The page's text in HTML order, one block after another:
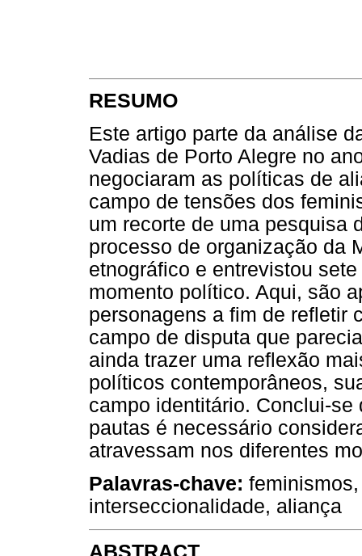
RESUMO
Este artigo parte da análise
Vadias de Porto Alegre no
negociaram as políticas de
campo de tensões dos
um recorte de uma pesquisa
processo de organização da
etnográfico e entrevistou
momento político. Aqui, são
personagens a fim de refletir
campo de disputa que
ainda trazer uma reflexão
políticos contemporâneos,
campo identitário. Conclui-
pautas é necessário
atravessam nos diferentes
Palavras-chave:
interseccionalidade, aliança
ABSTRACT